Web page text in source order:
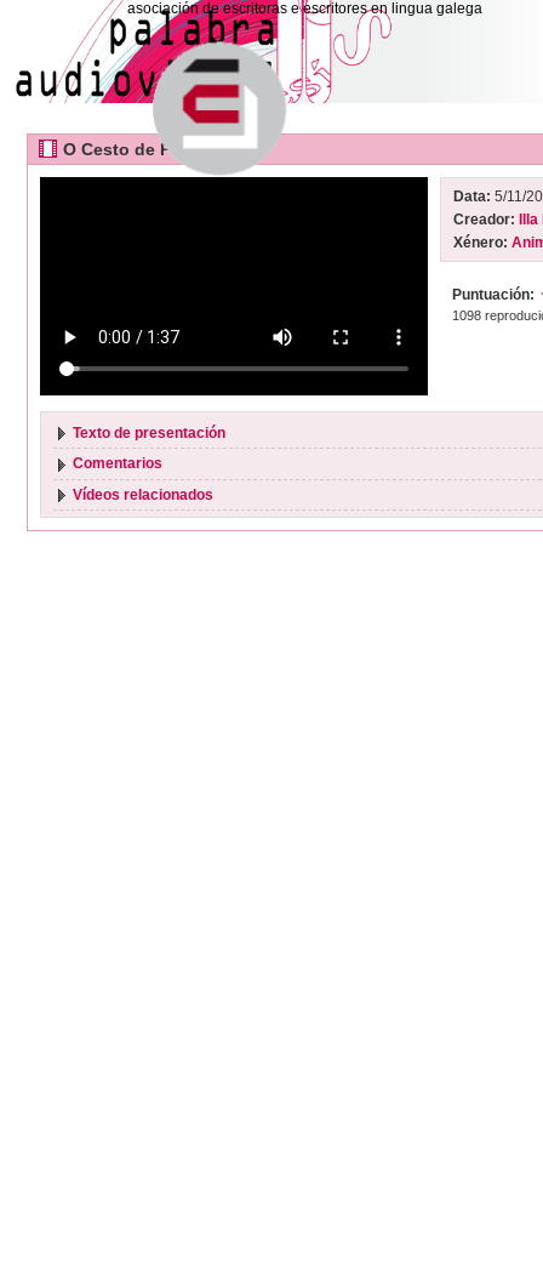
asociación de escritoras e escritores en lingua galega
O Cesto de Patacas
Data: 5/11/
Creador:
Xénero:
Puntuación:
1098
Texto de presentación
Comentarios
Vídeos relacionados